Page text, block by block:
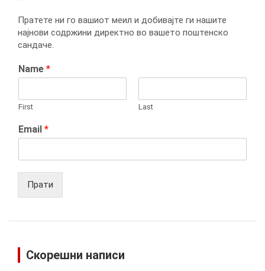
Пратете ни го вашиот меил и добивајте ги нашите
најнови содржини директно во вашето поштенско
сандаче.
Name *
First Last
Email *
Прати
Скорешни написи